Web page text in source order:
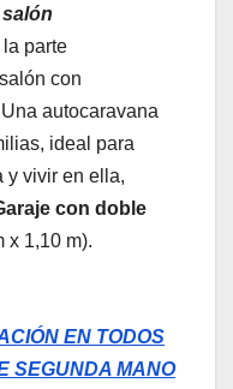
salón
parte
con
autocaravana
ideal para
y vivir en ella,
con doble
x 1,10 m).
EN TODOS
SEGUNDA MANO